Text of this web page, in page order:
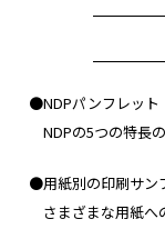
●NDPパンフレット
NDPの5つの特長
●用紙別の印刷サン
さまざまな用紙へ